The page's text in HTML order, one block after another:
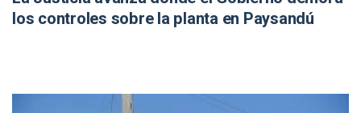
los controles sobre la planta en Paysandú